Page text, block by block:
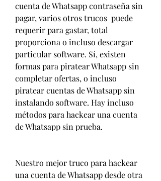
cuenta de Whatsapp contraseña sin
pagar, varios otros trucos  puede
requerir para gastar, total
proporciona o incluso descargar
particular software. Sí, existen
formas para piratear Whatsapp sin
completar ofertas, o incluso
piratear cuentas de Whatsapp sin
instalando software. Hay incluso
métodos para hackear una cuenta
de Whatsapp sin prueba.
Nuestro mejor truco para hackear
una cuenta de Whatsapp desde otra